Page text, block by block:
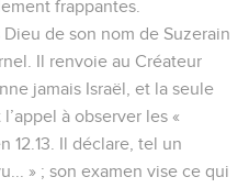
frappantes.
Dieu de son nom de Suzerain
Il renvoie au Créateur
jamais Israël, et la seule
à observer les «
12.13. Il déclare, tel un
» ; son examen vise ce qui